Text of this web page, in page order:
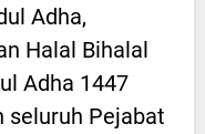
Adha,
Halal Bihalal
Adha 1447
seluruh Pejabat